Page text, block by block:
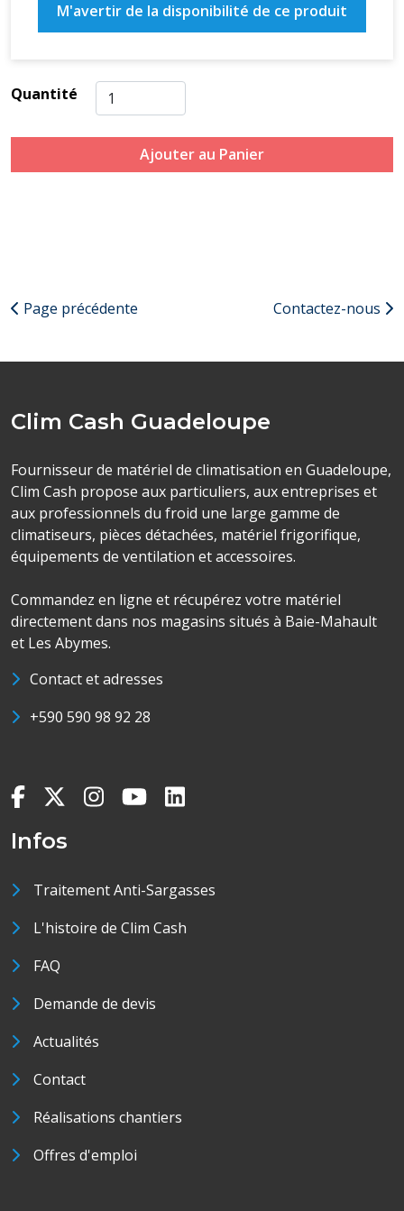
M'avertir de la disponibilité de ce produit
Quantité
Ajouter au Panier
Page précédente Contactez-nous
Clim Cash Guadeloupe
Fournisseur de matériel de climatisation en Guadeloupe,
Clim Cash propose aux particuliers, aux entreprises et
aux professionnels du froid une large gamme de
climatiseurs, pièces détachées, matériel frigorifique,
équipements de ventilation et accessoires.
Commandez en ligne et récupérez votre matériel
directement dans nos magasins situés à Baie-Mahault
et Les Abymes.
Contact et adresses
+590 590 98 92 28
Infos
Traitement Anti-Sargasses
L'histoire de Clim Cash
FAQ
Demande de devis
Actualités
Contact
Réalisations chantiers
Offres d'emploi